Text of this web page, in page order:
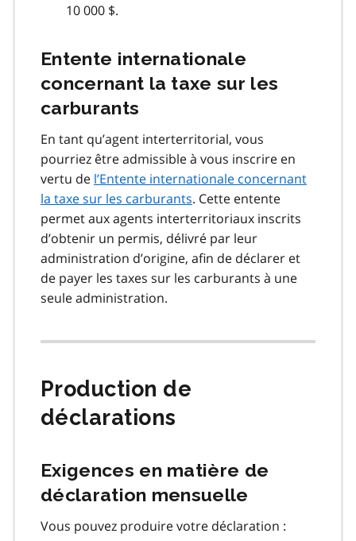
10 000 $.
Entente internationale
concernant la taxe sur les
carburants
En tant qu’agent interterritorial, vous
pourriez être admissible à vous inscrire en
vertu de l’Entente internationale concernant
la taxe sur les carburants. Cette entente
permet aux agents interterritoriaux inscrits
d’obtenir un permis, délivré par leur
administration d’origine, afin de déclarer et
de payer les taxes sur les carburants à une
seule administration.
Production de
déclarations
Exigences en matière de
déclaration mensuelle
Vous pouvez produire votre déclaration :